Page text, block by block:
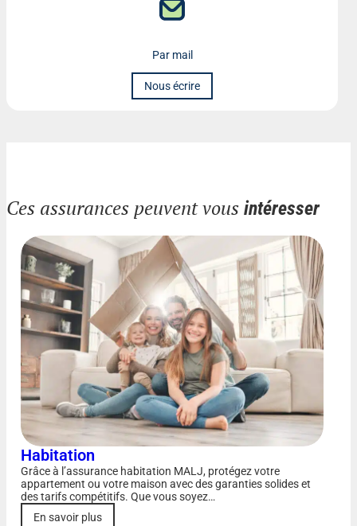
Par mail
Nous écrire
Ces assurances peuvent vous intéresser
Habitation
Grâce à l’assurance habitation MALJ, protégez votre
appartement ou votre maison avec des garanties solides et
des tarifs compétitifs. Que vous soyez…
En savoir plus